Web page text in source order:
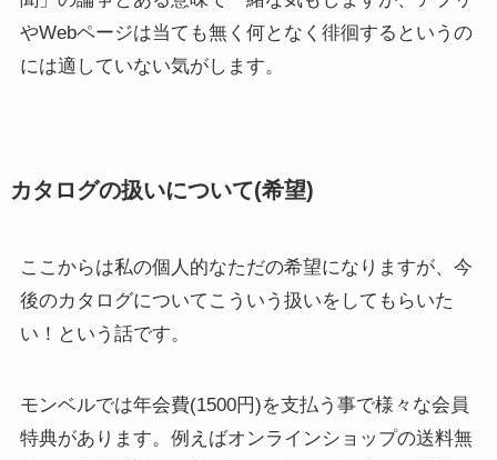
やWebページは当ても無く何となく徘徊するというの
には適していない気がします。
カタログの扱いについて(希望)
ここからは私の個人的なただの希望になりますが、今
後のカタログについてこういう扱いをしてもらいた
い！という話です。
モンベルでは年会費(1500円)を支払う事で様々な会員
特典があります。例えばオンラインショップの送料無